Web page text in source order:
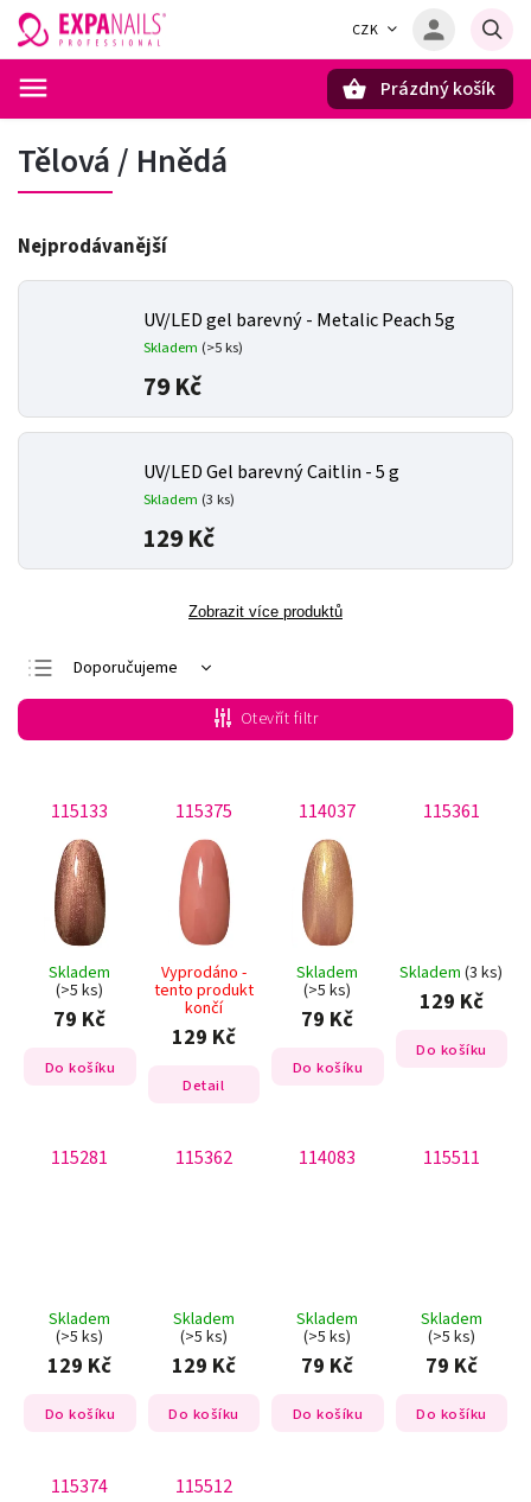
CZK
Prázdný košík
Tělová / Hnědá
Nejprodávanější
UV/LED gel barevný - Metalic Peach 5g
Skladem (>5 ks)
79 Kč
UV/LED Gel barevný Caitlin - 5 g
Skladem (3 ks)
129 Kč
Zobrazit více produktů
Doporučujeme
Nejlevnější
Nejdražší
Abecedně
Otevřít filtr
Skladem
(>5 ks)
79 Kč
Do košíku
115133
Vyprodáno -
tento produkt
končí
129 Kč
Detail
115375
Skladem
(>5 ks)
79 Kč
Do košíku
114037
Skladem(3 ks)
129 Kč
Do košíku
115361
Skladem
(>5 ks)
129 Kč
Do košíku
115281
Skladem
(>5 ks)
129 Kč
Do košíku
115362
Skladem
(>5 ks)
79 Kč
Do košíku
114083
Skladem
(>5 ks)
79 Kč
Do košíku
115511
115374 115512